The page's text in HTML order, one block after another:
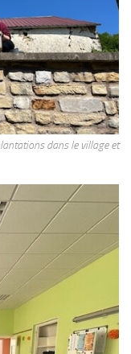
dans le village et